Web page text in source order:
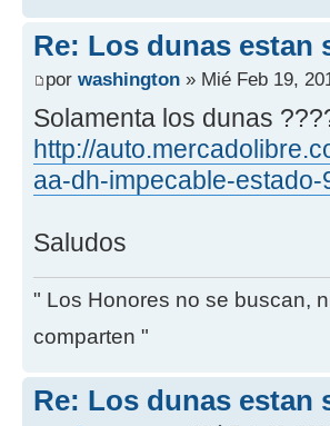
Re: Los dunas estan
por washington » Mié Feb 19,
Solamenta los dunas
http://
aa-dh-impecable-estado-
Saludos
" Los Honores no se buscan,
comparten "
Re: Los dunas estan